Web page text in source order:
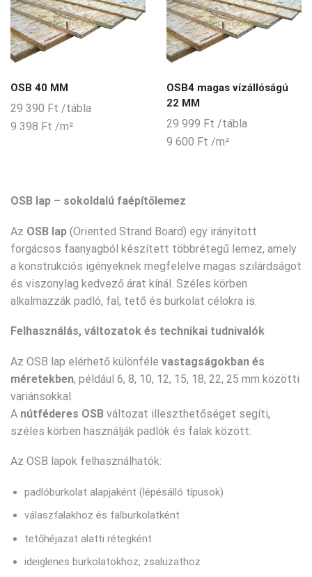
OSB 40 MM
29 390 Ft /tábla
9 398 Ft /m²
OSB4 magas vízállóságú
22 MM
29 999 Ft /tábla
9 600 Ft /m²
OSB lap – sokoldalú faépítőlemez
Az OSB lap (Oriented Strand Board) egy irányított
forgácsos faanyagból készített többrétegű lemez, amely
a konstrukciós igényeknek megfelelve magas szilárdságot
és viszonylag kedvező árat kínál. Széles körben
alkalmazzák padló, fal, tető és burkolat célokra is.
Felhasználás, változatok és technikai tudnivalók
Az OSB lap elérhető különféle vastagságokban és
méretekben, például 6, 8, 10, 12, 15, 18, 22, 25 mm közötti
variánsokkal.
A nútféderes OSB változat illeszthetőséget segíti,
széles körben használják padlók és falak között.
Az OSB lapok felhasználhatók:
padlóburkolat alapjaként (lépésálló típusok)
válaszfalakhoz és falburkolatként
tetőhéjazat alatti rétegként
ideiglenes burkolatokhoz, zsaluzathoz